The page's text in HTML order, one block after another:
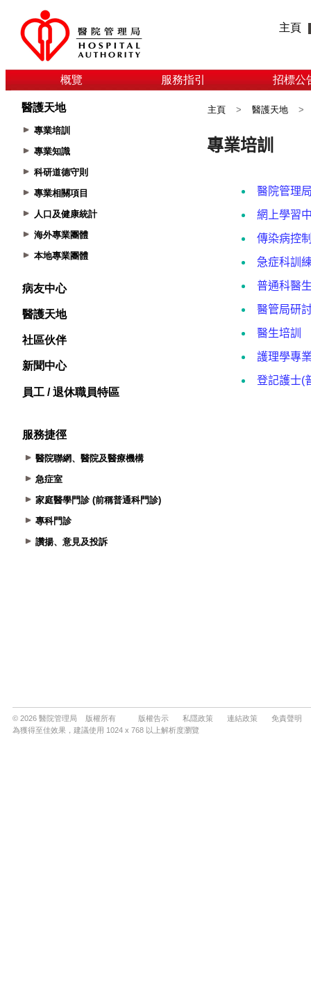
主頁
概覽 服務指引 招標公
醫護天地
專業培訓
專業知識
科研道德守則
專業相關項目
人口及健康統計
海外專業團體
本地專業團體
病友中心
醫護天地
社區伙伴
新聞中心
員工 / 退休職員特區
服務捷徑
醫院聯網、醫院及醫療機構
急症室
家庭醫學門診 (前稱普通科門診)
專科門診
讚揚、意見及投訴
主頁 > 醫護天地 >
© 2026 醫院管理局 版權所有 版權告示 私隱政策 連結政策
免責聲明
為獲得至佳效果，建議使用 1024 x 768 以上解析度瀏覽